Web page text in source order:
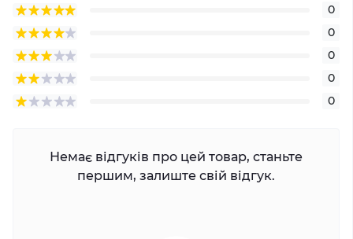
0
0
0
0
0
Немає відгуків про цей товар, станьте
першим, залиште свій відгук.